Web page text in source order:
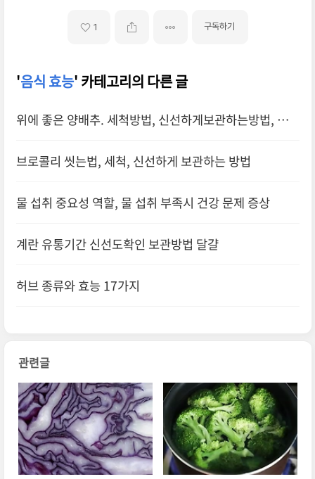
1 구독하기
'음식 효능' 카테고리의 다른 글
위에 좋은 양배추. 세척방법, 신선하게보관하는방법, 좋은
브로콜리 씻는법, 세척, 신선하게 보관하는 방법
물 섭취 중요성 역할, 물 섭취 부족시 건강 문제 증상
계란 유통기간 신선도확인 보관방법 달걀
허브 종류와 효능 17가지
관련글